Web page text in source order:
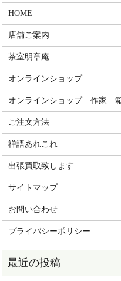
HOME
店舗ご案内
茶室明章庵
オンラインショップ
オンラインショップ 作家
ご注文方法
禅語あれこれ
出張買取致します
サイトマップ
お問い合わせ
プライバシーポリシー